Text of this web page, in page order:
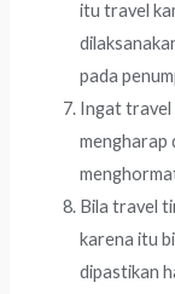
itu travel
pada
Ingat travel
mengharap
Bila travel
karena itu
dipastikan